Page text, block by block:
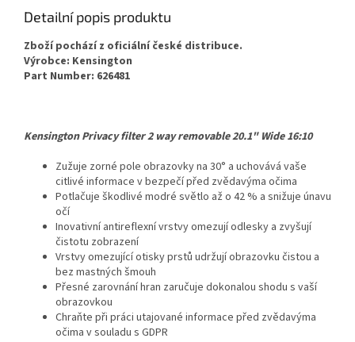
Detailní popis produktu
Zboží pochází z oficiální české distribuce.
Výrobce: Kensington
Part Number: 626481
Kensington Privacy filter 2 way removable 20.1" Wide 16:10
Zužuje zorné pole obrazovky na 30° a uchovává vaše
citlivé informace v bezpečí před zvědavýma očima
Potlačuje škodlivé modré světlo až o 42 % a snižuje únavu
očí
Inovativní antireflexní vrstvy omezují odlesky a zvyšují
čistotu zobrazení
Vrstvy omezující otisky prstů udržují obrazovku čistou a
bez mastných šmouh
Přesné zarovnání hran zaručuje dokonalou shodu s vaší
obrazovkou
Chraňte při práci utajované informace před zvědavýma
očima v souladu s GDPR